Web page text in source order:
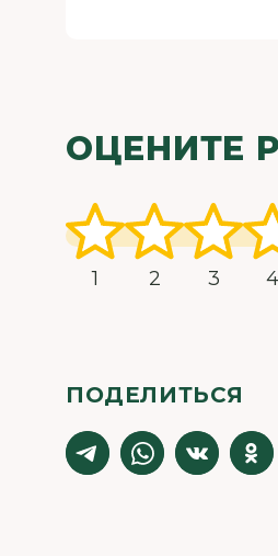
ОЦЕНИТЕ
1 2 3 4
ПОДЕЛИТЬСЯ